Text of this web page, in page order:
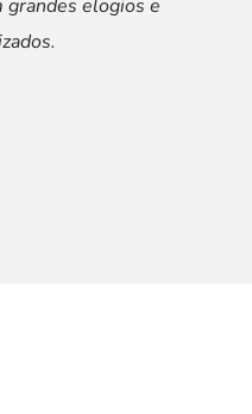
grandes elogios e